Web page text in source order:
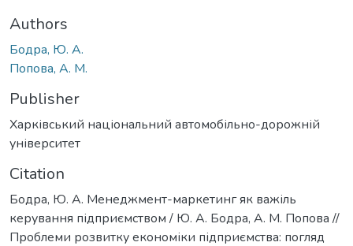
Authors
Бодра, Ю. А.
Попова, А. М.
Publisher
Харківський національний автомобільно-дорожній
університет
Citation
Бодра, Ю. А. Менеджмент-маркетинг як важіль
керування підприємством / Ю. А. Бодра, А. М. Попова //
Проблеми розвитку економіки підприємства: погляд